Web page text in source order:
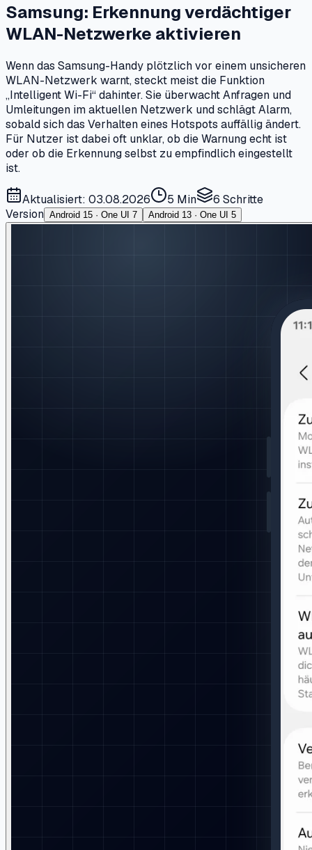
Samsung: Erkennung verdächtiger
WLAN-Netzwerke aktivieren
Wenn das Samsung-Handy plötzlich vor einem unsicheren
WLAN-Netzwerk warnt, steckt meist die Funktion
„Intelligent Wi-Fi“ dahinter. Sie überwacht Anfragen und
Umleitungen im aktuellen Netzwerk und schlägt Alarm,
sobald sich das Verhalten eines Hotspots auffällig ändert.
Für Nutzer ist dabei oft unklar, ob die Warnung echt ist
oder ob die Erkennung selbst zu empfindlich eingestellt
ist.
Aktualisiert: 03.08.2026 5 Min 6 Schritte
Version Android 15 · One UI 7 Android 13 · One UI 5